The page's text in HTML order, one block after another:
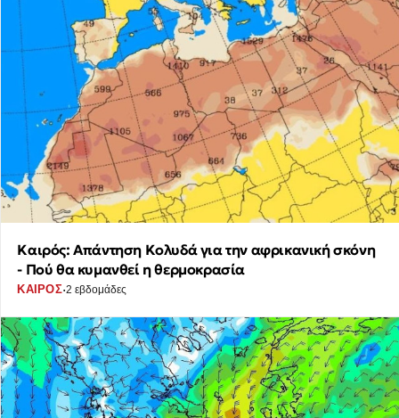
Καιρός: Απάντηση Κολυδά για την αφρικανική σκόνη
- Πού θα κυμανθεί η θερμοκρασία
ΚΑΙΡΟΣ·2 εβδομάδες